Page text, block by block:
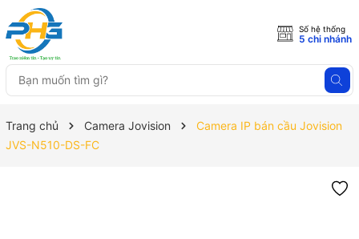
Số hệ thống
5 chi nhánh
Trang chủ Camera Jovision
Camera IP bán cầu Jovision
JVS-N510-DS-FC